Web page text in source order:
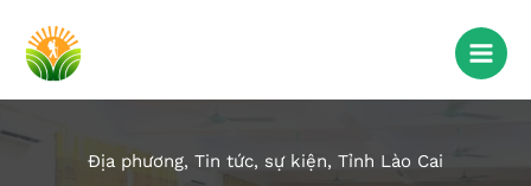
Địa phương, Tin tức, sự kiện, Tỉnh Lào Cai